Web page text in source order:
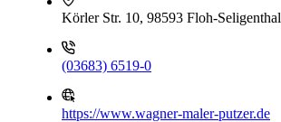
Körler Str. 10, 98593 Floh-Seligenthal
(03683) 6519-0
https://www.wagner-maler-putzer.de